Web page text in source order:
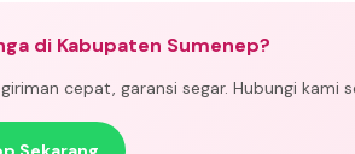
di Kabupaten Sumenep?
cepat, garansi segar. Hubungi kami